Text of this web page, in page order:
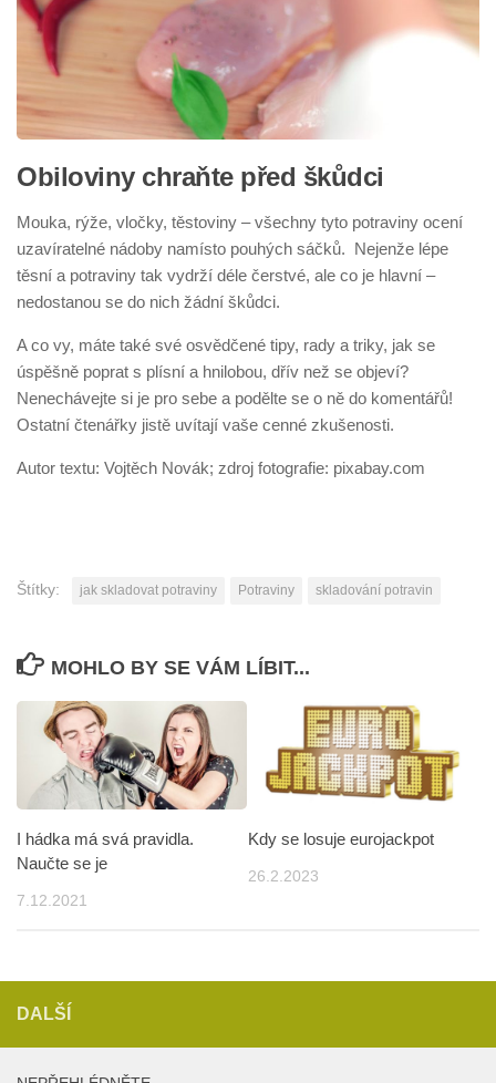
Obiloviny chraňte před škůdci
Mouka, rýže, vločky, těstoviny – všechny tyto potraviny ocení
uzavíratelné nádoby namísto pouhých sáčků. Nejenže lépe
těsní a potraviny tak vydrží déle čerstvé, ale co je hlavní –
nedostanou se do nich žádní škůdci.
A co vy, máte také své osvědčené tipy, rady a triky, jak se
úspěšně poprat s plísní a hnilobou, dřív než se objeví?
Nenechávejte si je pro sebe a podělte se o ně do komentářů!
Ostatní čtenářky jistě uvítají vaše cenné zkušenosti.
Autor textu: Vojtěch Novák; zdroj fotografie: pixabay.com
Štítky: jak skladovat potraviny Potraviny skladování potravin
MOHLO BY SE VÁM LÍBIT...
I hádka má svá pravidla.
Naučte se je
7.12.2021
Kdy se losuje eurojackpot
26.2.2023
DALŠÍ